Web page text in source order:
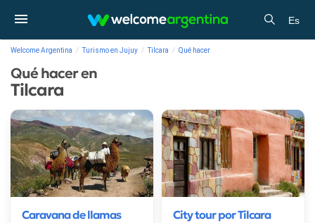
Es
Welcome Argentina Turismo en Jujuy Tilcara Qué hacer
Qué hacer en
Tilcara
Caravana de llamas City tour por Tilcara